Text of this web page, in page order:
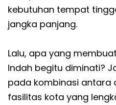
kebutuhan tempat
jangka panjang.
Lalu, apa yang
Indah begitu diminati?
pada kombinasi antara
fasilitas kota yang